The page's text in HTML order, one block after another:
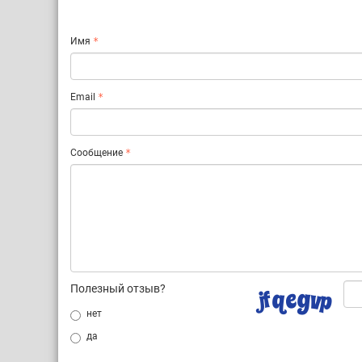
Имя
Email
Сообщение
Полезный отзыв?
нет
да